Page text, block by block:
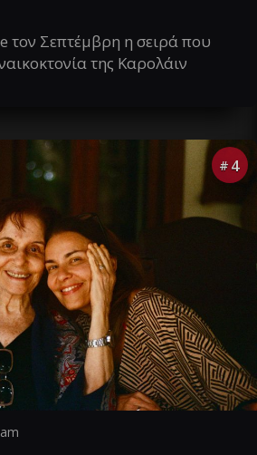
τον Σεπτέμβρη η σειρά που
της Καρολάιν
# 4